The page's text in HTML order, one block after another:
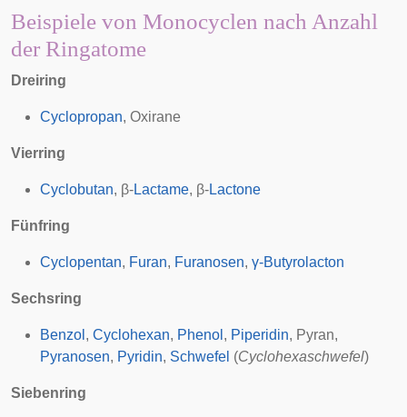
Beispiele von Monocyclen nach Anzahl
der Ringatome
Dreiring
Cyclopropan, Oxirane
Vierring
Cyclobutan, β-Lactame, β-Lactone
Fünfring
Cyclopentan, Furan, Furanosen, γ-Butyrolacton
Sechsring
Benzol , Cyclohexan, Phenol , Piperidin, Pyran,
Pyranosen, Pyridin, Schwefel (Cyclohexaschwefel)
Siebenring